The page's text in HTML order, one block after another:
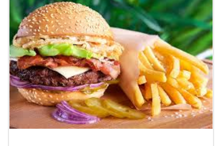
RÉFRIGÉRATEUR VITRÉ
RÉFRI / CONGÉL BOULANGERIE
RÉFRI / CONGÉL PÂTISSERIE
RÉFRIGÉRATEUR POISSON
CONGÉLATEUR
CONGÉLATEUR VITRÉ
:
UN
CONCEPT
EN
PLEIN
ESSOR
! »